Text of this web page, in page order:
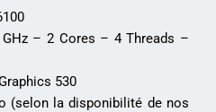
– 2 Cores – 4 Threads –
530
(selon la disponibilité de nos